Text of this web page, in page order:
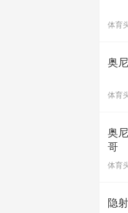
体育
奥
体育
奥
哥
体育
隐